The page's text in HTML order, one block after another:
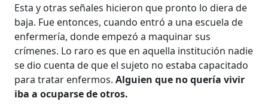
Esta y otras señales hicieron que pronto lo diera de
baja. Fue entonces, cuando entró a una escuela de
enfermería, donde empezó a maquinar sus
crímenes. Lo raro es que en aquella institución nadie
se dio cuenta de que el sujeto no estaba capacitado
para tratar enfermos.Alguien que no quería vivir
iba a ocuparse de otros.